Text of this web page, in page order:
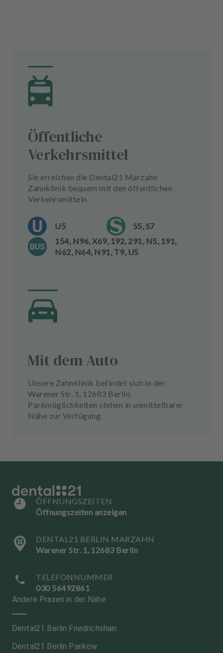
Öffentliche
Verkehrsmittel
Sie erreichen die Dental21 Marzahn
Zahnklinik bequem mit den öffentlichen
Verkehrsmitteln.
U5
S5, S7
154, N96, X69, 192, 291, N5, 191,
N62, N64, N91, T9, U5
Mit dem Auto
Unsere Zahnklinik befindet sich in der
Warener Str. 1, 12683 Berlin.
Parkmöglichkeiten stehen in unmittelbarer
Nähe zur Verfügung.
ÖFFNUNGSZEITEN
Öffnungszeiten anzeigen
DENTAL21 BERLIN MARZAHN
Warener Str. 1, 12683 Berlin
TELEFONNUMMER
030 56492861
Andere Praxen in der Nähe
Dental21 Berlin Friedrichshain
Dental21 Berlin Pankow